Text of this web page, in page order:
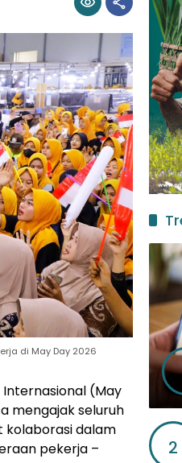
di May Day 2026
Internasional (May
mengajak seluruh
kolaborasi dalam
pekerja –
2